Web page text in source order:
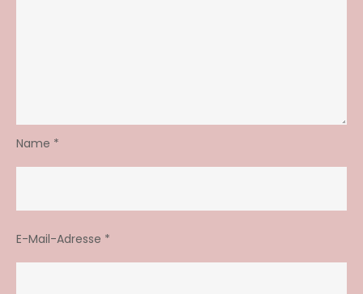
Name *
E-Mail-Adresse *